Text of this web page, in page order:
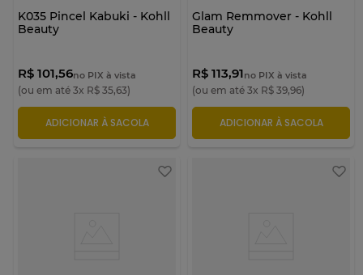
K035 Pincel Kabuki - Kohll
Beauty
R$ 101,56no PIX à vista
(ou em até 3x R$ 35,63)
ADICIONAR À SACOLA
Glam Remmover - Kohll
Beauty
R$ 113,91no PIX à vista
(ou em até 3x R$ 39,96)
ADICIONAR À SACOLA